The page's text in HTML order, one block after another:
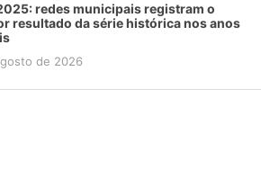
redes municipais registram o
resultado da série histórica nos anos
de 2026